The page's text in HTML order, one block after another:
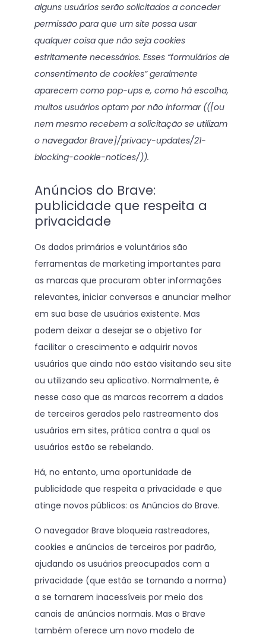
alguns usuários serão solicitados a conceder
permissão para que um site possa usar
qualquer coisa que não seja cookies
estritamente necessários. Esses “formulários de
consentimento de cookies” geralmente
aparecem como pop-ups e, como há escolha,
muitos usuários optam por não informar (([ou
nem mesmo recebem a solicitação se utilizam
o navegador Brave]/privacy-updates/21-
blocking-cookie-notices/)).
Anúncios do Brave:
publicidade que respeita a
privacidade
Os dados primários e voluntários são
ferramentas de marketing importantes para
as marcas que procuram obter informações
relevantes, iniciar conversas e anunciar melhor
em sua base de usuários existente. Mas
podem deixar a desejar se o objetivo for
facilitar o crescimento e adquirir novos
usuários que ainda não estão visitando seu site
ou utilizando seu aplicativo. Normalmente, é
nesse caso que as marcas recorrem a dados
de terceiros gerados pelo rastreamento dos
usuários em sites, prática contra a qual os
usuários estão se rebelando.
Há, no entanto, uma oportunidade de
publicidade que respeita a privacidade e que
atinge novos públicos: os Anúncios do Brave.
O navegador Brave bloqueia rastreadores,
cookies e anúncios de terceiros por padrão,
ajudando os usuários preocupados com a
privacidade (que estão se tornando a norma)
a se tornarem inacessíveis por meio dos
canais de anúncios normais. Mas o Brave
também oferece um novo modelo de